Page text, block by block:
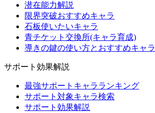
潜在能力解説
限界突破おすすめキャラ
石板使いたいキャラ
青チケット交換所(キャラ育成)
導きの鍵の使い方とおすすめキャラ
サポート効果解説
最強サポートキャラランキング
サポート対象キャラ検索
サポート効果解説